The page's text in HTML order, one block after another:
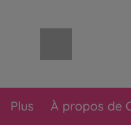
Plus À propos de